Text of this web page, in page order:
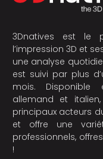
3Dnatives est le
l’impression 3D et
une analyse
est suivi par plus
mois. Disponible
allemand et
principaux acteurs
et offre une
professionnels,
!